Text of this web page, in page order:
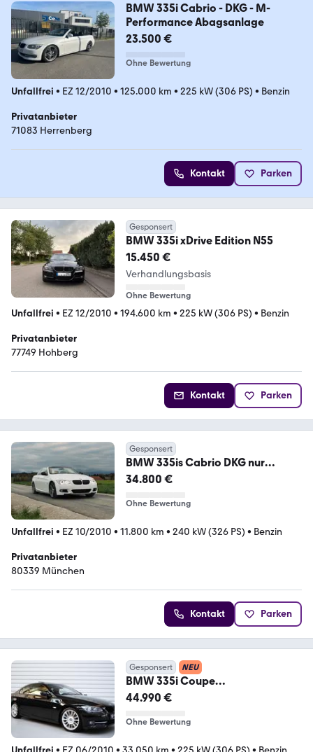
BMW 335i Cabrio - DKG - M-
Performance Abagsanlage
23.500 €
Ohne Bewertung
Unfallfrei • EZ 12/2010 • 125.000 km • 225 kW (306 PS) • Benzin
Privatanbieter
71083 Herrenberg
Kontakt Parken
Gesponsert
BMW 335i xDrive Edition N55
15.450 €
Verhandlungsbasis
Ohne Bewertung
Unfallfrei • EZ 12/2010 • 194.600 km • 225 kW (306 PS) • Benzin
Privatanbieter
77749 Hohberg
Kontakt Parken
Gesponsert
BMW 335is Cabrio DKG nur
11.000km
34.800 €
Ohne Bewertung
Unfallfrei • EZ 10/2010 • 11.800 km • 240 kW (326 PS) • Benzin
Privatanbieter
80339 München
Kontakt Parken
Gesponsert NEU
BMW 335i Coupe
Individual+Nur.33.050km+Rubins
44.990 €
Ohne Bewertung